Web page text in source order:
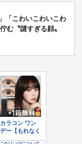
「こわいこわいこわ
む〝謎すぎる顔〟